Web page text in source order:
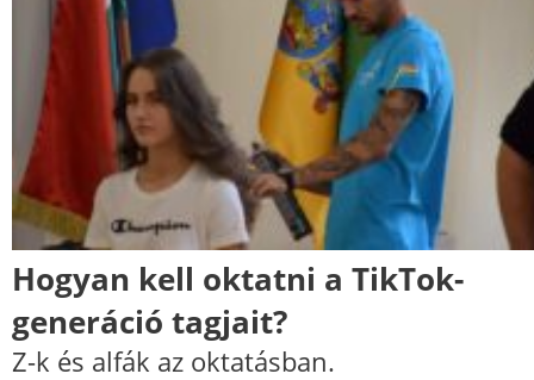
Hogyan kell oktatni a TikTok-
generáció tagjait?
Z-k és alfák az oktatásban.